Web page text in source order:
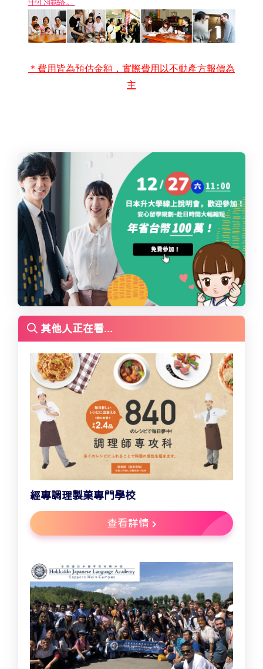
＊費用皆為預估金額，實際費用以不動產方報價為
主
其他人正在看...
經專調理製菓專門學校
查看詳情